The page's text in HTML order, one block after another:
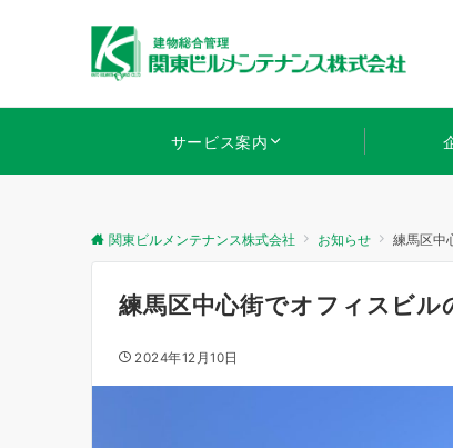
サービス案内
関東ビルメンテナンス株式会社 お知らせ 練馬区中
練馬区中心街でオフィスビル
2024年12月10日